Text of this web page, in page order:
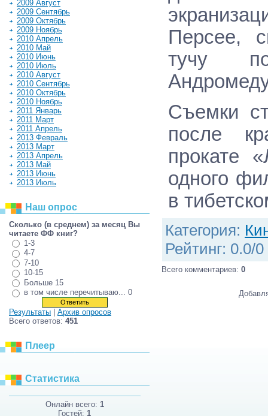
2009 Август
2009 Сентябрь
2009 Октябрь
2009 Ноябрь
2010 Апрель
2010 Май
2010 Июнь
2010 Июль
2010 Август
2010 Сентябрь
2010 Октябрь
2010 Ноябрь
2011 Январь
2011 Март
2011 Апрель
2013 Февраль
2013 Март
2013 Апрель
2013 Май
2013 Июнь
2013 Июль
Наш опрос
Сколько (в среднем) за месяц Вы
читаете ФФ книг?
1-3
4-7
7-10
10-15
Больше 15
в том числе перечитываю... 0
Результаты
Архив опросов
Всего ответов: 451
Плеер
Статистика
Онлайн всего: 1
Гостей:1
Персее,
тучу
Съемки
после
прокате
одного
в
Категория:
Рейтинг: 0.0/0
Всего комментариев: 0